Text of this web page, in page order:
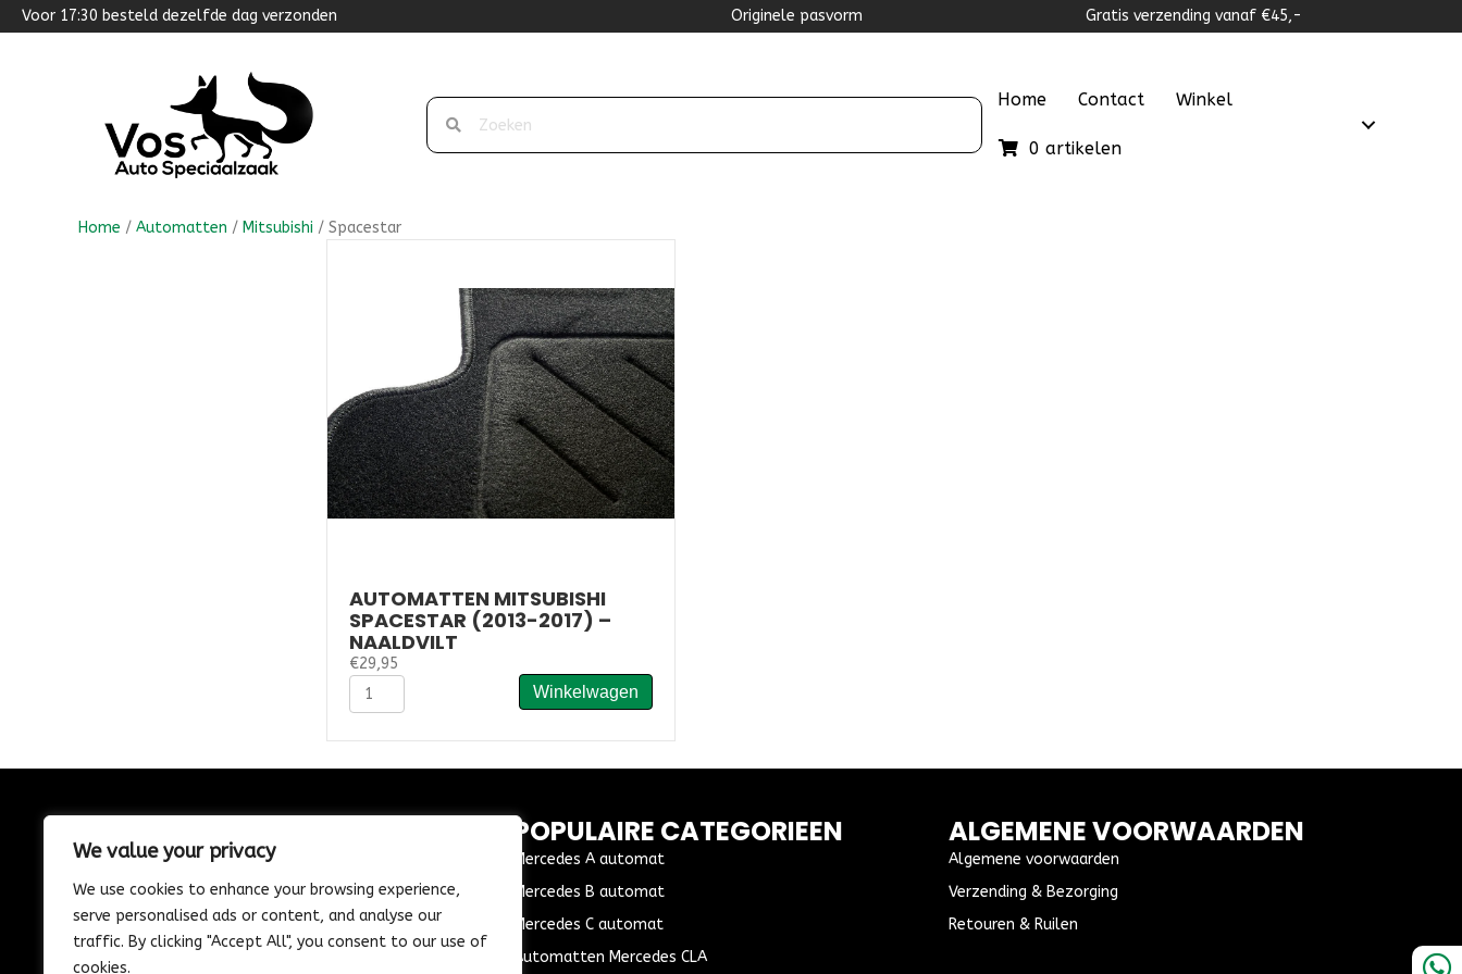
We value your privacy
We use cookies to enhance your browsing experience,
serve personalised ads or content, and analyse our
traffic. By clicking "Accept All", you consent to our use of
cookies.
Voor 17:30 besteld dezelfde dag verzonden Originele pasvorm Gratis verzending vanaf €45,-
Home Contact Winkel
0 artikelen
Home / Automatten / Mitsubishi / Spacestar
AUTOMATTEN MITSUBISHI
SPACESTAR (2013-2017) –
NAALDVILT
€29,95
Automatten
Mitsubishi
2017)
Naaldvilt
Winkelwagen
085-1302975
Nijverheidstraat 21
Wijk en Aalburg
info@vosautospeciaalzaak.nl
POPULAIRE CATEGORIEEN
Mercedes A automat
Mercedes B automat
Mercedes C automat
Automatten Mercedes CLA
ALGEMENE VOORWAARDEN
Algemene voorwaarden
Verzending & Bezorging
Retouren & Ruilen